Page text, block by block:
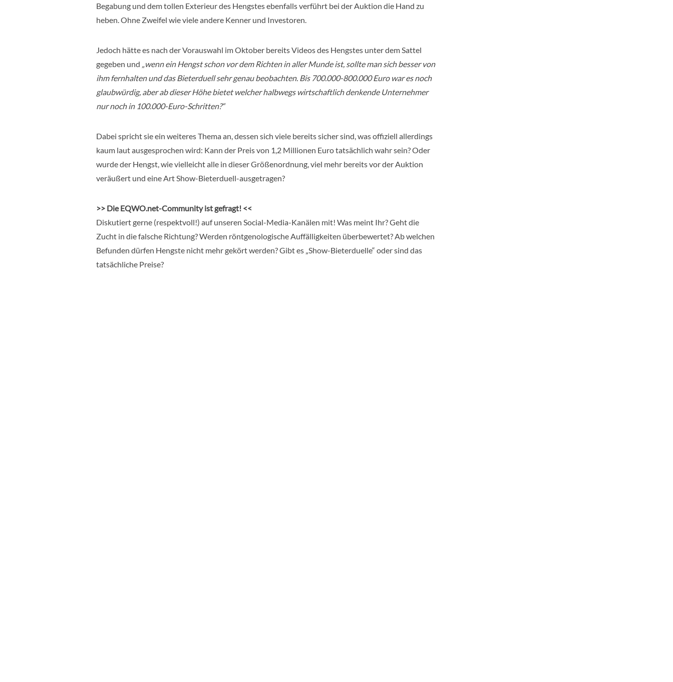
Begabung und dem tollen Exterieur des Hengstes ebenfalls verführt bei der Auktion die Hand zu
heben. Ohne Zweifel wie viele andere Kenner und Investoren.
Jedoch hätte es nach der Vorauswahl im Oktober bereits Videos des Hengstes unter dem Sattel
gegeben und
„wenn ein Hengst schon vor dem Richten in aller Munde ist, sollte man sich besser von
ihm fernhalten und das Bieterduell sehr genau beobachten. Bis 700.000-800.000 Euro war es noch
glaubwürdig, aber ab dieser Höhe bietet welcher halbwegs wirtschaftlich denkende Unternehmer
nur noch in 100.000-Euro-Schritten?“
Dabei spricht sie ein weiteres Thema an, dessen sich viele bereits sicher sind, was offiziell allerdings
kaum laut ausgesprochen wird: Kann der Preis von 1,2 Millionen Euro tatsächlich wahr sein? Oder
wurde der Hengst, wie vielleicht alle in dieser Größenordnung, viel mehr bereits vor der Auktion
veräußert und eine Art Show-Bieterduell-ausgetragen?
>> Die EQWO.net-Community ist gefragt! <<
Diskutiert gerne (respektvoll!) auf unseren Social-Media-Kanälen mit! Was meint Ihr? Geht die
Zucht in die falsche Richtung? Werden röntgenologische Auffälligkeiten überbewertet? Ab welchen
Befunden dürfen Hengste nicht mehr gekört werden? Gibt es „Show-Bieterduelle“ oder sind das
tatsächliche Preise?